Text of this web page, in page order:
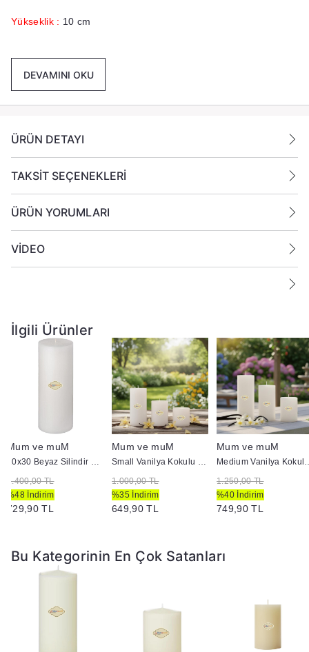
Yükseklik : 10 cm
Ek Bilgiler:
DEVAMINI OKU
ÜRÜN DETAYI
TAKSİT SEÇENEKLERİ
ÜRÜN YORUMLARI
VİDEO
İlgili Ürünler
Mum ve muM
10x30 Beyaz Silindir Mum
1.400,00 TL
%48 İndirim
729,90 TL
Mum ve muM
Small Vanilya Kokulu Set Mum Çap 7 cm Beyaz
1.000,00 TL
%35 İndirim
649,90 TL
Mum ve muM
Medium Vanilya
1.250,00 TL
%40 İndirim
749,90 TL
Bu Kategorinin En Çok Satanları